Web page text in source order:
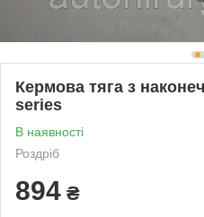
Кермова тяга з
series
В наявності
Роздріб
894 ₴